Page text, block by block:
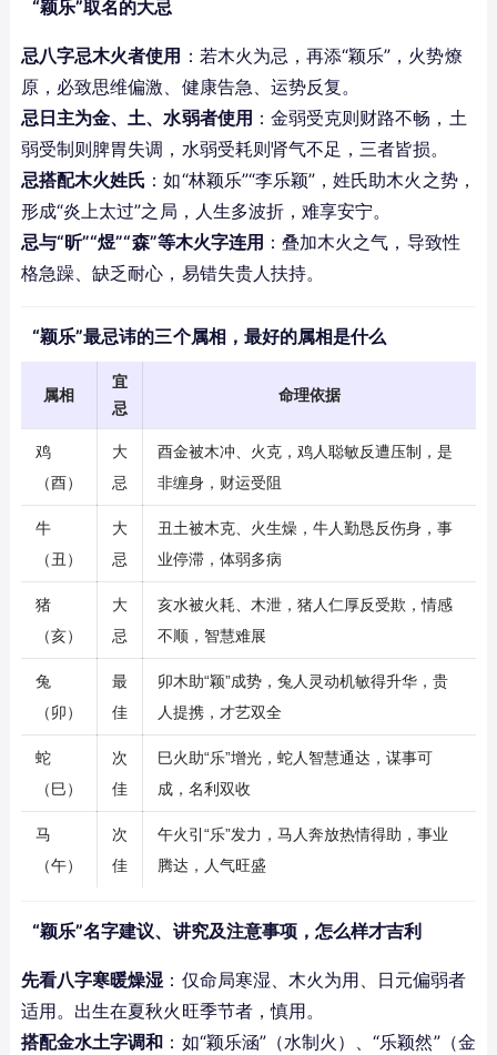
“颖乐”取名的大忌
忌八字忌木火者使用 ：若木火为忌，再添“颖乐”，火势燎
原，必致思维偏激、健康告急、运势反复。
忌日主为金、土、水弱者使用 ：金弱受克则财路不畅，土
弱受制则脾胃失调，水弱受耗则肾气不足，三者皆损。
忌搭配木火姓氏 ：如“林颖乐”“李乐颖”，姓氏助木火之势，
形成“炎上太过”之局，人生多波折，难享安宁。
忌与“昕”“煜”“森”等木火字连用 ：叠加木火之气，导致性
格急躁、缺乏耐心，易错失贵人扶持。
“颖乐”最忌讳的三个属相，最好的属相是什么
属相
宜
忌
命理依据
鸡
（酉）
大
忌
酉金被木冲、火克，鸡人聪敏反遭压制，是
非缠身，财运受阻
牛
（丑）
大
忌
丑土被木克、火生燥，牛人勤恳反伤身，事
业停滞，体弱多病
猪
（亥）
大
忌
亥水被火耗、木泄，猪人仁厚反受欺，情感
不顺，智慧难展
兔
（卯）
最
佳
卯木助“颖”成势，兔人灵动机敏得升华，贵
人提携，才艺双全
蛇
（巳）
次
佳
巳火助“乐”增光，蛇人智慧通达，谋事可
成，名利双收
马
（午）
次
佳
午火引“乐”发力，马人奔放热情得助，事业
腾达，人气旺盛
“颖乐”名字建议、讲究及注意事项，怎么样才吉利
先看八字寒暖燥湿 ：仅命局寒湿、木火为用、日元偏弱者
适用。出生在夏秋火旺季节者，慎用。
搭配金水土字调和 ：如“颖乐涵”（水制火）、“乐颖然”（金